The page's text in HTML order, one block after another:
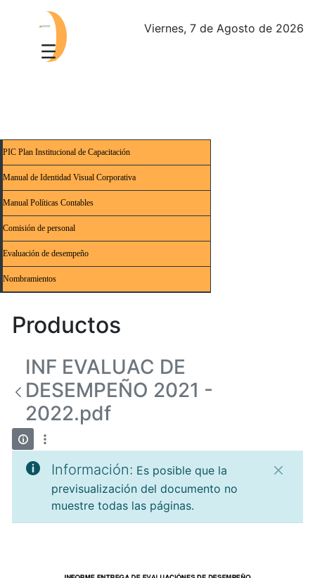
Viernes, 7 de Agosto de 2026
PIC Plan Institucional de Capacitación
Manual de Identidad Visual Corporativa
Manual Políticas Contables
Comisión de personal
Evaluación de desempeño
Nombramientos
Productos
INF EVALUAC DE
DESEMPEÑO 2021 -
2022.pdf
Información: Es posible que la
previsualización del documento no
muestre todas las páginas.